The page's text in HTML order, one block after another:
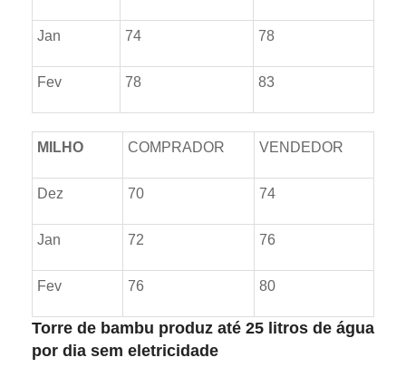
Jan 74 78
Fev 78 83
MILHO COMPRADOR VENDEDOR
Dez 70 74
Jan 72 76
Fev 76 80
Torre de bambu produz até 25 litros de água
por dia sem eletricidade